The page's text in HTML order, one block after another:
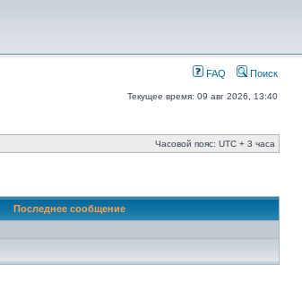
FAQ Поиск
Текущее время: 09 авг 2026, 13:40
Часовой пояс: UTC + 3 часа
Последнее сообщение